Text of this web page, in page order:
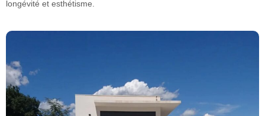
longévité et esthétisme.